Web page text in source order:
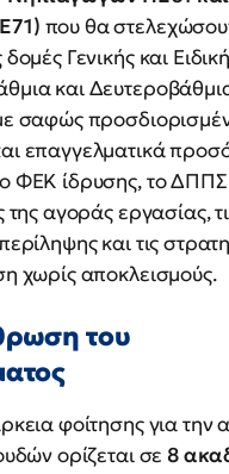
που θα
δομές Γενικής και
και
σαφώς
επαγγελματικά
ΦΕΚ ίδρυσης, το ΔΠΠΣ
της αγοράς εργασίας,
και τις
χωρίς αποκλεισμούς.
του
φοίτησης για την
ορίζεται σε8